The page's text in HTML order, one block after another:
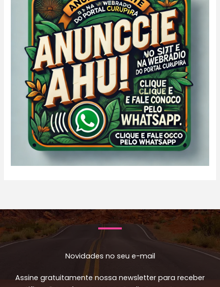
Novidades no seu e-mail
Assine gratuitamente nossa newsletter para receber